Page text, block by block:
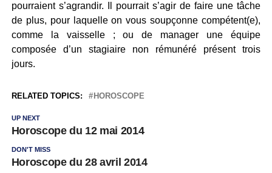
pourraient s’agrandir. Il pourrait s’agir de faire une tâche
de plus, pour laquelle on vous soupçonne compétent(e),
comme la vaisselle ; ou de manager une équipe
composée d’un stagiaire non rémunéré présent trois
jours.
RELATED TOPICS: HOROSCOPE
UP NEXT
Horoscope du 12 mai 2014
DON'T MISS
Horoscope du 28 avril 2014